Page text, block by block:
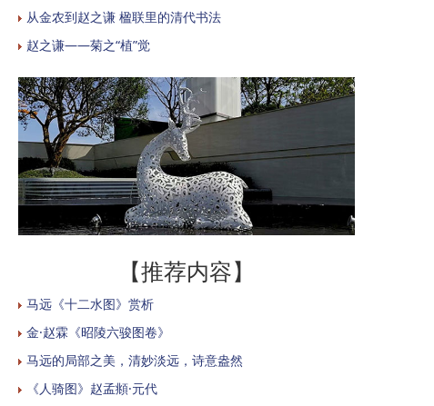
从金农到赵之谦 楹联里的清代书法
赵之谦——菊之“植”觉
【推荐内容】
马远《十二水图》赏析
金·赵霖《昭陵六骏图卷》
马远的局部之美，清妙淡远，诗意盎然
《人骑图》赵孟頫·元代